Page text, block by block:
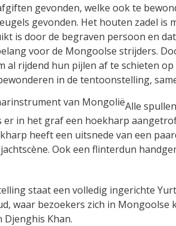
gevonden, welke ook te
gevonden. Het houten zadel is
is door de begraven persoon en
voor de Mongoolse strijders.
al rijdend hun pijlen af te schieten
in de tentoonstelling,
Alle
er in het graf een hoekharp
heeft een uitsnede van een
Ook een flinterdun
staat een volledig ingerichte
waar bezoekers zich in Mongoolse
Khan.